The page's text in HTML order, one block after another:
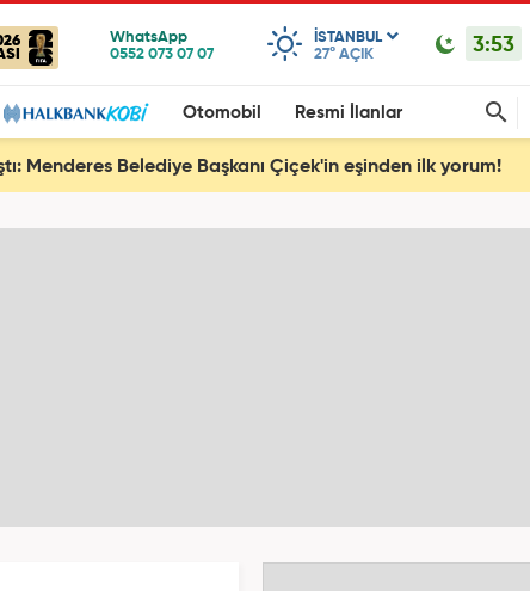
ISTANBUL
27° AÇIK 3:53
Otomobil Resmi İlanlar
Menderes Belediye Başkanı Çiçek'in eşinden ilk yorum!